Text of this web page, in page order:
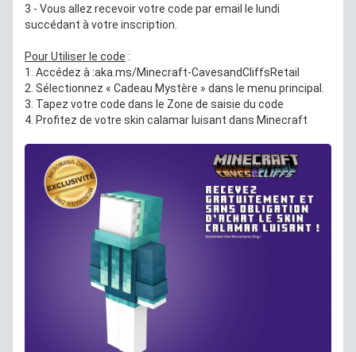
3 - Vous allez recevoir votre code par email le lundi
succédant à votre inscription.
Pour Utiliser le code :
1. Accédez à :aka.ms/Minecraft-CavesandCliffsRetail
2. Sélectionnez « Cadeau Mystère » dans le menu principal.
3. Tapez votre code dans le Zone de saisie du code
4. Profitez de votre skin calamar luisant dans Minecraft